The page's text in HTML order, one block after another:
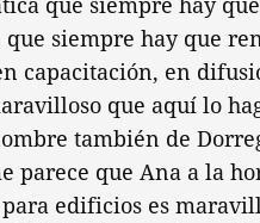
que siempre hay
que siempre hay que
capacitación, en
que aquí lo
también de
parece que Ana a la
edificios es